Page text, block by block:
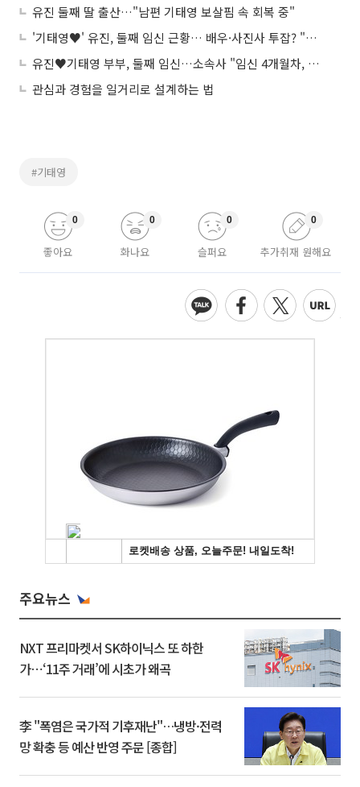
유진 둘째 딸 출산…"남편 기태영 보살핌 속 회복 중"
'기태영♥' 유진, 둘째 임신 근황… 배우·사진사 투잡? "모습 담는 것만으로도 행복해"
유진♥기태영 부부, 둘째 임신…소속사 "임신 4개월차, 태교와 함께 무리 가지 않는 선에서 활동할 것"
관심과 경험을 일거리로 설계하는 법
#기태영
좋아요
0
화나요
0
슬퍼요
0
추가취재 원해요
0
주요뉴스
NXT 프리마켓서 SK하이닉스 또 하한
가⋯‘11주 거래’에 시초가 왜곡
李 "폭염은 국가적 기후재난"…냉방·전력
망 확충 등 예산 반영 주문 [종합]